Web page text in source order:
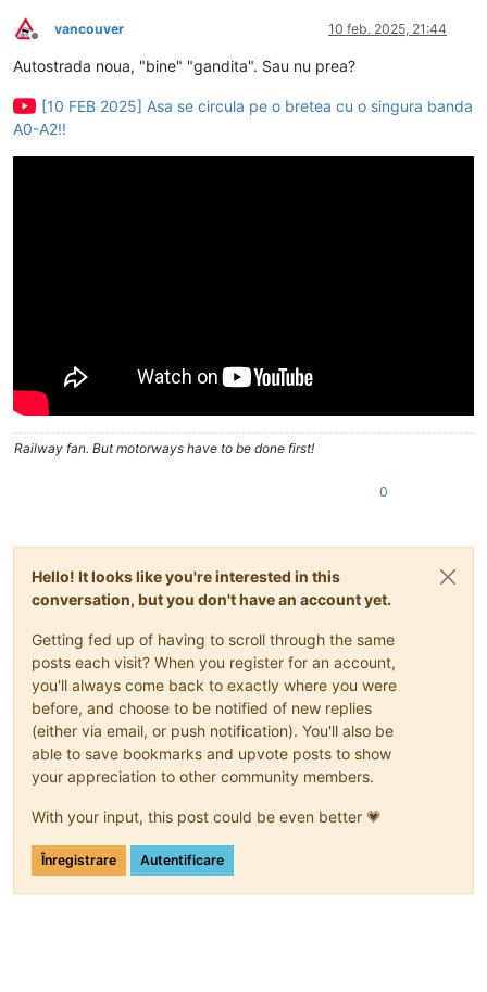
Deconectat
vancouver 10 feb. 2025, 21:44
Autostrada noua, "bine" "gandita". Sau nu prea?
[10 FEB 2025] Asa se circula pe o bretea cu o singura banda
A0-A2!!
Railway fan. But motorways have to be done first!
0
Hello! It looks like you're interested in this
conversation, but you don't have an account yet.
Getting fed up of having to scroll through the same
posts each visit? When you register for an account,
you'll always come back to exactly where you were
before, and choose to be notified of new replies
(either via email, or push notification). You'll also be
able to save bookmarks and upvote posts to show
your appreciation to other community members.
With your input, this post could be even better 💗
Înregistrare Autentificare